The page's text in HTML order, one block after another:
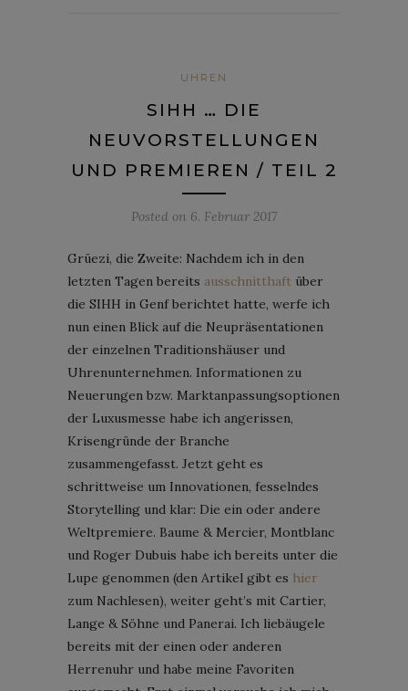
UHREN
SIHH … DIE
NEUVORSTELLUNGEN
UND PREMIEREN / TEIL 2
Posted on 6. Februar 2017
Grüezi, die Zweite: Nachdem ich in den
letzten Tagen bereits ausschnitthaft über
die SIHH in Genf berichtet hatte, werfe ich
nun einen Blick auf die Neupräsentationen
der einzelnen Traditionshäuser und
Uhrenunternehmen. Informationen zu
Neuerungen bzw. Marktanpassungsoptionen
der Luxusmesse habe ich angerissen,
Krisengründe der Branche
zusammengefasst. Jetzt geht es
schrittweise um Innovationen, fesselndes
Storytelling und klar: Die ein oder andere
Weltpremiere. Baume & Mercier, Montblanc
und Roger Dubuis habe ich bereits unter die
Lupe genommen (den Artikel gibt es hier
zum Nachlesen), weiter geht’s mit Cartier,
Lange & Söhne und Panerai. Ich liebäugele
bereits mit der einen oder anderen
Herrenuhr und habe meine Favoriten